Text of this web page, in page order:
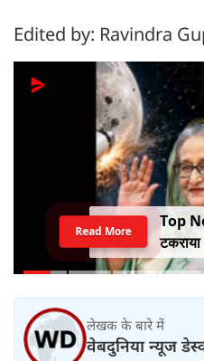
Edited by: Ravindra
Top
हसीना
Read More
लेखक के बारे में
वेबदुनिया न्यूज